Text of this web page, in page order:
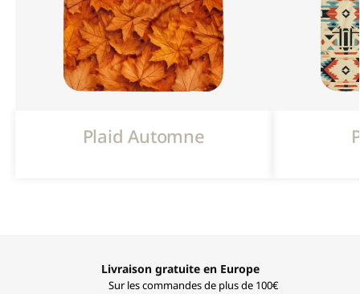
Plaid Automne
Livraison gratuite en Europe
Sur les commandes de plus de 100€